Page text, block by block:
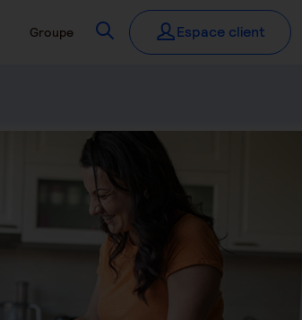
Groupe Recherchez Espace client